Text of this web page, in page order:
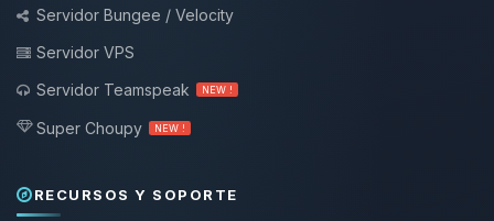
Servidor Bungee / Velocity
Servidor VPS
Servidor Teamspeak
NEW !
Super Choupy NEW !
RECURSOS Y SOPORTE